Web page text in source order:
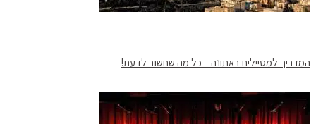
המדריך למטיילים באתונה – כל מה שחשוב לדעת!